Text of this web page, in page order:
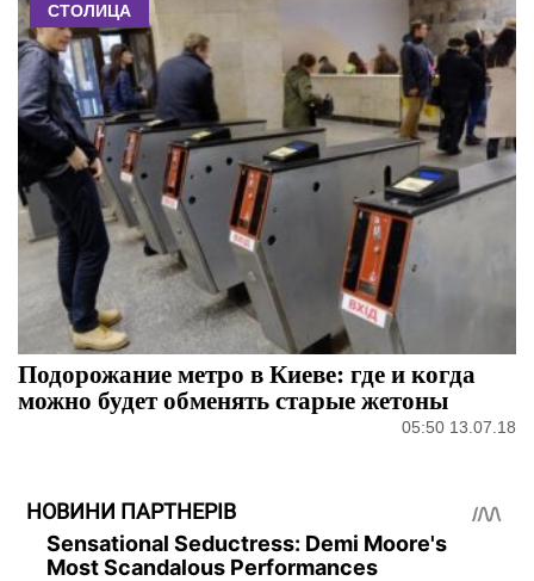
СТОЛИЦА
Подорожание метро в Киеве: где и когда
можно будет обменять старые жетоны
05:50 13.07.18
НОВИНИ ПАРТНЕРІВ
Sensational Seductress: Demi Moore's
Most Scandalous Performances